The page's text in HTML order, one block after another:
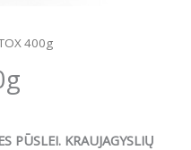
400g
PŪSLEI. KRAUJAGYSLIŲ